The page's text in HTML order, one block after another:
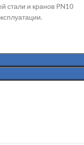
стали и кранов PN10